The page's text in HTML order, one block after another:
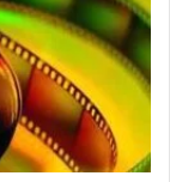
و
فردا
چه
فیلم‌هایی
می‌کند؟